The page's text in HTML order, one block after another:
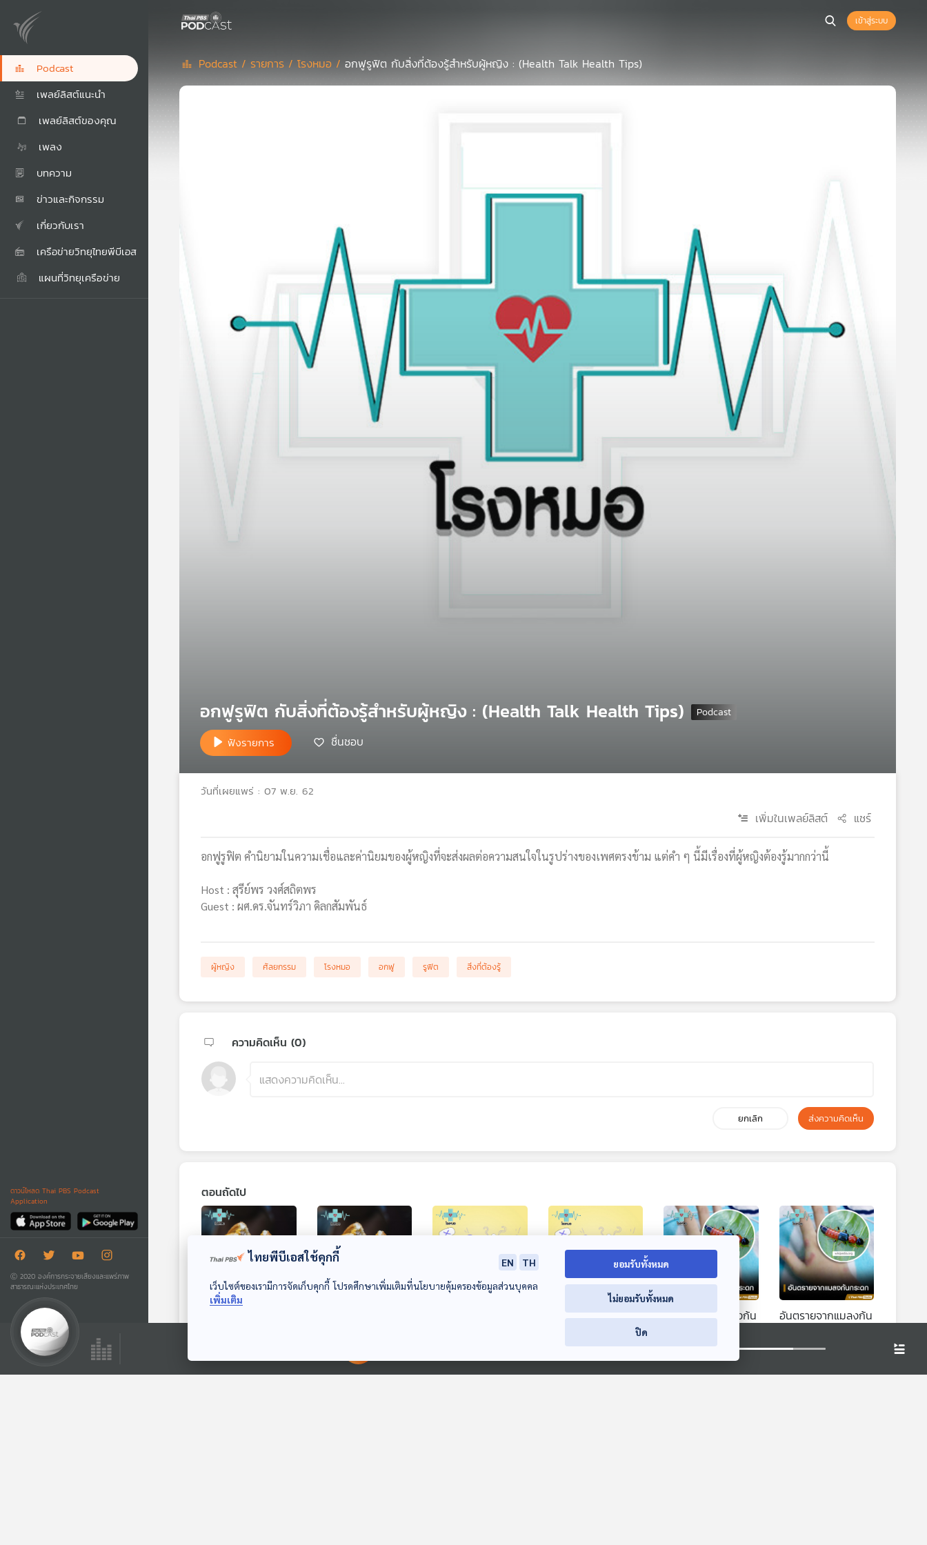
Podcast
เพลย์ลิสต์แนะนำ
เพลย์ลิสต์ของคุณ
เพลง
บทความ
ข่าวและกิจกรรม
เกี่ยวกับเรา
เครือข่ายวิทยุไทยพีบีเอส
แผนที่วิทยุเครือข่าย
ดาวน์โหลด Thai PBS Podcast
Application
Ⓒ 2020 องค์การกระจายเสียงและแพร่ภาพ
สาธารณะแห่งประเทศไทย
เข้าสู่ระบบ
Podcast / รายการ /โรงหมอ / อกฟูรูฟิต กับสิ่งที่ต้องรู้สำหรับผู้หญิง : (Health Talk Health Tips)
อกฟูรูฟิต กับสิ่งที่ต้องรู้สำหรับผู้หญิง : (Health Talk Health Tips)
ฟังรายการ ชื่นชอบ
วันที่เผยแพร่ : 07 พ.ย. 62
เพิ่มในเพลย์ลิสต์ แชร์
อกฟูรูฟิต คำนิยามในความเชื่อและค่านิยมของผู้หญิงที่จะส่งผลต่อความสนใจในรูปร่างของเพศตรงข้าม แต่คำ ๆ นี้มีเรื่องที่ผู้หญิงต้องรู้มากกว่านี้
Host : สุรีย์พร วงศ์สถิตพร
Guest : ผศ.ดร.จันทร์วิภา ดิลกสัมพันธ์
ผู้หญิง ศัลยกรรม โรงหมอ อกฟู รูฟิต สิ่งที่ต้องรู้
ความคิดเห็น (0)
ยกเลิก ส่งความคิดเห็น
ตอนถัดไป
หยุดโทษคนอื่นเพื่อ
เพิ่มความสุขให้ชีวิต :
(Health Talk
Health Tips)
โรงหมอ
อันตรายจากแมลงก้น
โรงหมอ
อันตรายจากแมลงก้น
Talk Health Tips)
โรงหมอ
00:00:00
ไทยพีบีเอสใช้คุกกี้ EN
TH
เว็บไซต์ของเรามีการจัดเก็บคุกกี้ โปรดศึกษาเพิ่มเติมที่นโยบายคุ้มครองข้อมูลส่วนบุคคล
เพิ่มเติม
ยอมรับทั้งหมด
ไม่ยอมรับทั้งหมด
ปิด